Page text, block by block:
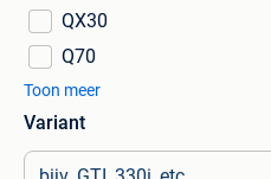
QX30
Q70
Toon meer
Variant